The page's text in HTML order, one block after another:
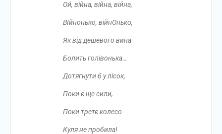
Ой, війна, війна, війна,
ВІйнонько, війнОнько,
Як від дешевого вина
Болить голівонька…
Дотягнути б у лісок,
Поки є ще сили,
Поки третє колесо
Куля не пробила!